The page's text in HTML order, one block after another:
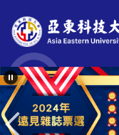
到
主
要
內
容
區